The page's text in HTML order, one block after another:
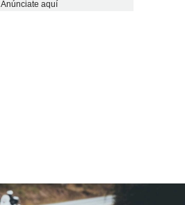
Anúnciate aquí